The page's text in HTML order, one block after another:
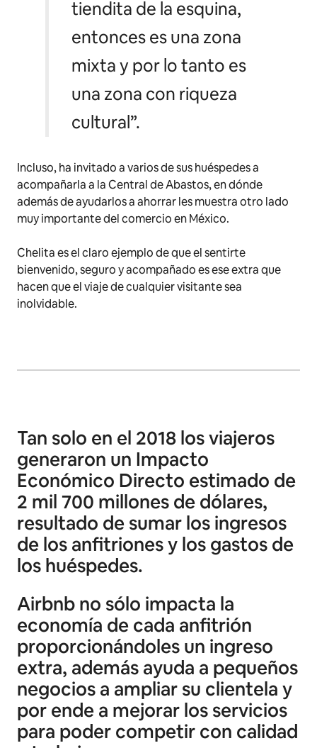
tiendita de la esquina,
entonces es una zona
mixta y por lo tanto es
una zona con riqueza
cultural”.
Incluso, ha invitado a varios de sus huéspedes a
acompañarla a la Central de Abastos, en dónde
además de ayudarlos a ahorrar les muestra otro lado
muy importante del comercio en México.
Chelita es el claro ejemplo de que el sentirte
bienvenido, seguro y acompañado es ese extra que
hacen que el viaje de cualquier visitante sea
inolvidable.
Tan solo en el 2018 los viajeros
generaron un Impacto
Económico Directo estimado de
2 mil 700 millones de dólares,
resultado de sumar los ingresos
de los anfitriones y los gastos de
los huéspedes.
Airbnb no sólo impacta la
economía de cada anfitrión
proporcionándoles un ingreso
extra, además ayuda a pequeños
negocios a ampliar su clientela y
por ende a mejorar los servicios
para poder competir con calidad